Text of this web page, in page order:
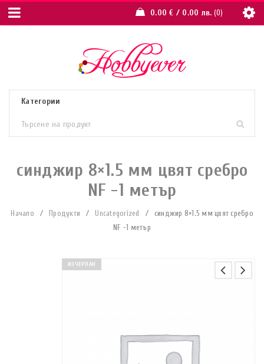
0.00€ / 0.00 лв. 0
синджир 8×1.5 мм цвят сребро
NF -1 метър
Начало / Продукти / Uncategorized /
синджир 8×1.5 мм цвят сребро
NF -1 метър
ИЗЧЕРПАН